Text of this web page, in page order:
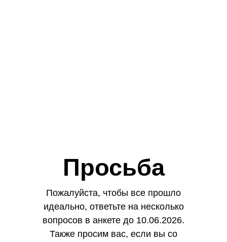
Пожалуйста, чтобы все прошло
идеально, ответьте на несколько
вопросов в анкете до 10.06.2026.
Также просим вас, если вы со
Просьба